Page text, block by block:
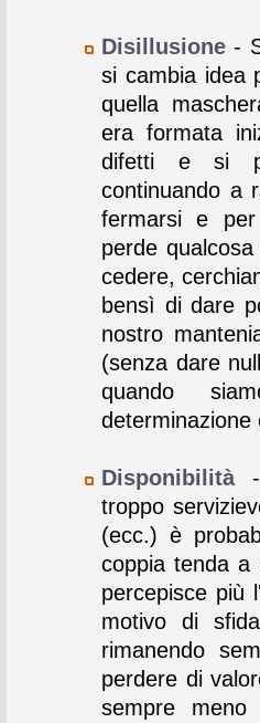
Disillusione -
si cambia idea
quella
era formata
difetti e si
continuando a
fermarsi e
perde
cedere,
bensì di dare
nostro
(senza dare
quando
determinazione
Disponibilità-
troppo
(ecc.) è
coppia tenda a
percepisce più
motivo di
rimanendo
perdere di
sempre